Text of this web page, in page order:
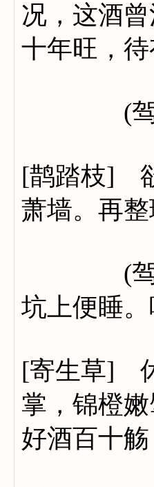
况，这酒
十年旺，待
(驾
[鹊踏枝]
萧墙。再
(驾云了)
坑上便睡
[寄生草]
掌，锦橙
好酒百十